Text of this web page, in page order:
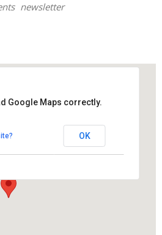
newsletter
- Els Hostalets de Pierola
Google Maps correctly.
OK